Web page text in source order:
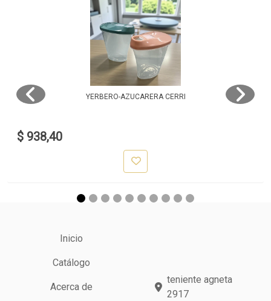
YERBERO-AZUCARERA CERRI
$ 938,40
Inicio
Catálogo
Acerca de
teniente agneta
2917